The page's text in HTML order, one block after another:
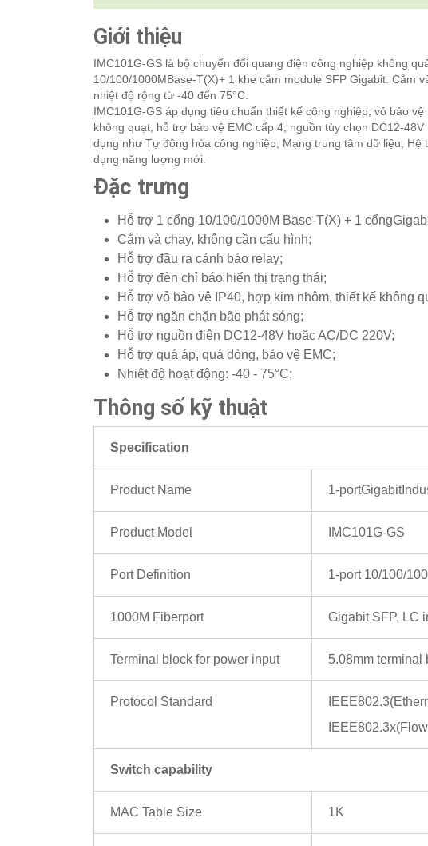
Giới thiệu
IMC101G-GS là bộ chuyển đổi quang điện công nghiệp không
10/100/1000MBase-T(X)+ 1 khe cắm module SFP Gigabit. Cắm
nhiệt độ rộng từ -40 đến 75°C.
IMC101G-GS áp dụng tiêu chuẩn thiết kế công nghiệp, vỏ bảo
không quạt, hỗ trợ bảo vệ EMC cấp 4, nguồn tùy chọn DC12-
dụng như Tự động hóa công nghiệp, Mạng trung tâm dữ liệu,
dụng năng lượng mới.
Đặc trưng
Hỗ trợ 1 cổng 10/100/1000M Base-T(X) + 1
Cắm và chạy, không cần cấu hình;
Hỗ trợ đầu ra cảnh báo relay;
Hỗ trợ đèn chỉ báo hiển thị trạng thái;
Hỗ trợ vỏ bảo vệ IP40, hợp kim nhôm, thiết kế không
Hỗ trợ ngăn chặn bão phát sóng;
Hỗ trợ nguồn điện DC12-48V hoặc AC/DC 220V;
Hỗ trợ quá áp, quá dòng, bảo vệ EMC;
Nhiệt độ hoạt động: -40 - 75°C;
Thông số kỹ thuật
Specification
Product Name 1-
Product Model IMC101G-GS
Port Definition 1-port 10/100/
1000M Fiberport Gigabit SFP, LC
Terminal block for power input 5.08mm terminal
Protocol Standard
Switch capability
MAC Table Size 1K